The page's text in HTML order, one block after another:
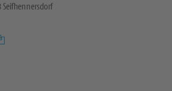
Seifhennersdorf